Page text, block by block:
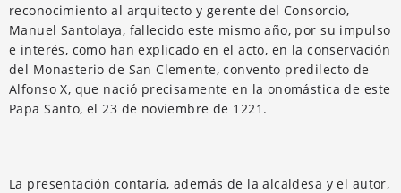
reconocimiento al arquitecto y gerente del Consorcio,
Manuel Santolaya, fallecido este mismo año, por su impulso
e interés, como han explicado en el acto, en la conservación
del Monasterio de San Clemente, convento predilecto de
Alfonso X, que nació precisamente en la onomástica de este
Papa Santo, el 23 de noviembre de 1221.
La presentación contaría, además de la alcaldesa y el autor,